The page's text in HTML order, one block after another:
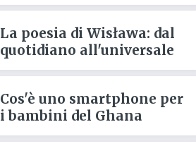
La poesia di Wisława: dal
quotidiano all'universale
Cos'è uno smartphone per
i bambini del Ghana